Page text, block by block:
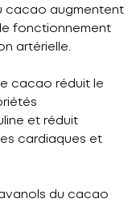
cacao augmentent
le fonctionnement
artérielle.
cacao réduit le
et réduit
cardiaques et
du cacao